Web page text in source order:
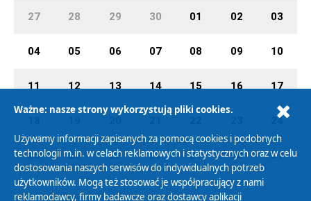
27 28 29 30 01 02 03
04 05 06 07 08 09 10
11 12 13 14 15 16 17
24
25 26 27 28 29 30 31
Ważne: nasze strony wykorzystują pliki cookies.
Używamy informacji zapisanych za pomocą cookies i podobnych
technologii m.in. w celach reklamowych i statystycznych oraz w celu
dostosowania naszych serwisów do indywidualnych potrzeb
użytkowników. Mogą też stosować je współpracujący z nami
reklamodawcy, firmy badawcze oraz dostawcy aplikacji